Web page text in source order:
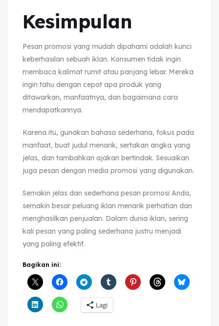
Kesimpulan
Pesan promosi yang mudah dipahami adalah kunci
keberhasilan sebuah iklan. Konsumen tidak ingin
membaca kalimat rumit atau panjang lebar. Mereka
ingin tahu dengan cepat apa produk yang
ditawarkan, manfaatnya, dan bagaimana cara
mendapatkannya.
Karena itu, gunakan bahasa sederhana, fokus pada
manfaat, buat judul menarik, sertakan angka yang
jelas, dan tambahkan ajakan bertindak. Sesuaikan
juga pesan dengan media promosi yang digunakan.
Semakin jelas dan sederhana pesan promosi Anda,
semakin besar peluang iklan menarik perhatian dan
menghasilkan penjualan. Dalam dunia iklan, sering
kali pesan yang paling sederhana justru menjadi
yang paling efektif.
Bagikan ini:
Lagi